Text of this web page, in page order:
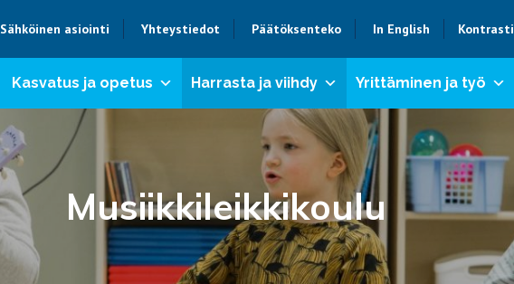
Sähköinen asiointi Yhteystiedot Päätöksenteko In English Kontrasti
Kasvatus ja opetus Harrasta ja viihdy Yrittäminen ja työ
Musiikkileikkikoulu